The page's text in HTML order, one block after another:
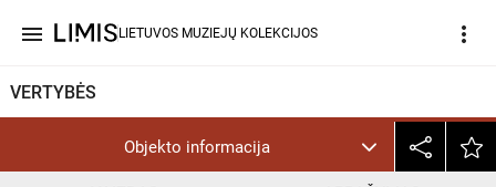
menu LIETUVOS MUZIEJŲ KOLEKCIJOS more_vert
VERTYBĖS
Objekto informacija